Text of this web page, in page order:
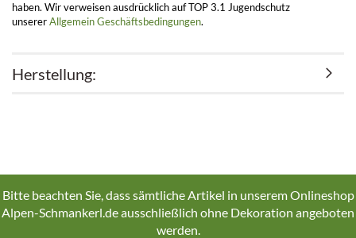
haben. Wir verweisen ausdrücklich auf TOP 3.1 Jugendschutz
unsererAllgemein Geschäftsbedingungen.
Herstellung:
Bitte beachten Sie, dass sämtliche Artikel in unserem Onlineshop
Alpen-Schmankerl.de ausschließlich ohne Dekoration angeboten
werden.